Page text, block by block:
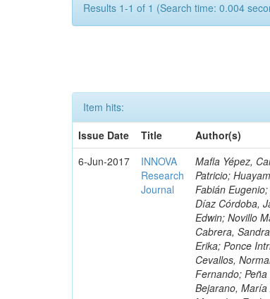
Results 1-1 of 1 (Search time: 0.004
Item hits:
Issue Date
Title Author(s)
6-Jun-2017
INNOVA
Research
Journal
Mafla Yépez,
Patricio;
Fabián
Díaz Córdoba,
Edwin; Novillo
Cabrera,
Erika; Ponce
Cevallos,
Fernando;
Bejarano,